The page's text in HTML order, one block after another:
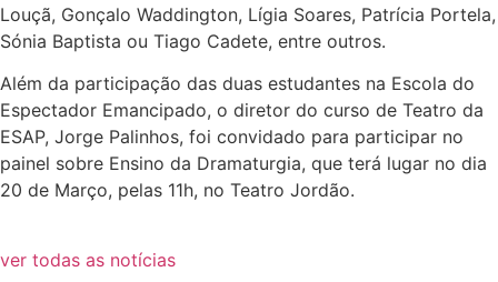
Louçã, Gonçalo Waddington, Lígia Soares, Patrícia Portela,
Sónia Baptista ou Tiago Cadete, entre outros.
Além da participação das duas estudantes na Escola do
Espectador Emancipado, o diretor do curso de Teatro da
ESAP, Jorge Palinhos, foi convidado para participar no
painel sobre Ensino da Dramaturgia, que terá lugar no dia
20 de Março, pelas 11h, no Teatro Jordão.
ver todas as notícias